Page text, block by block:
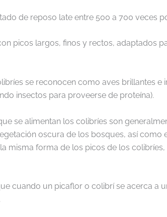
de reposo late entre 500 a 700 veces
picos largos, finos y rectos, adaptados
se reconocen como aves brillantes
insectos para proveerse de proteína).
se alimentan los colibríes son
oscura de los bosques, así como
misma forma de los picos de los
cuando un picaflor o colibrí se acerca a